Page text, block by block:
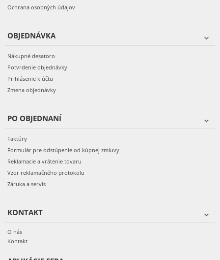
Ochrana osobných údajov
OBJEDNÁVKA
Nákupné desatoro
Potvrdenie objednávky
Prihlásenie k účtu
Zmena objednávky
PO OBJEDNANÍ
Faktúry
Formulár pre odstúpenie od kúpnej zmluvy
Reklamacie a vrátenie tovaru
Vzor reklamačného protokolu
Záruka a servis
KONTAKT
O nás
Kontakt